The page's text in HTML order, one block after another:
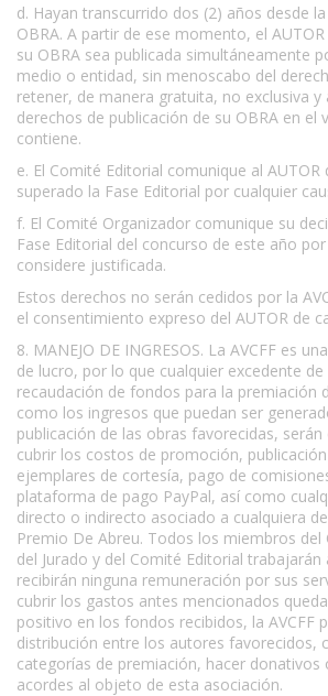
d. Hayan transcurrido dos (2) años desde
OBRA. A partir de ese momento, el
su OBRA sea publicada simultáneamente
medio o entidad, sin menoscabo del
retener, de manera gratuita, no exclusiva y
derechos de publicación de su OBRA en el
contiene.
e. El Comité Editorial comunique al AUTOR
superado la Fase Editorial por cualquier
f. El Comité Organizador comunique su
Fase Editorial del concurso de este año
considere justificada.
Estos derechos no serán cedidos por la
el consentimiento expreso del AUTOR de
8. MANEJO DE INGRESOS. La AVCFF es
de lucro, por lo que cualquier excedente
recaudación de fondos para la premiación
como los ingresos que puedan ser
publicación de las obras favorecidas,
cubrir los costos de promoción,
ejemplares de cortesía, pago de
plataforma de pago PayPal, así como
directo o indirecto asociado a cualquiera
Premio De Abreu. Todos los miembros del
del Jurado y del Comité Editorial
recibirán ninguna remuneración por sus
cubrir los gastos antes mencionados
positivo en los fondos recibidos, la AVCFF
distribución entre los autores favorecidos,
categorías de premiación, hacer donativos
acordes al objeto de esta asociación.